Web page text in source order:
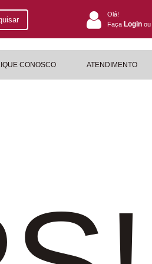
Olá!
Faça Login ou
CONOSCO ATENDIMENTO